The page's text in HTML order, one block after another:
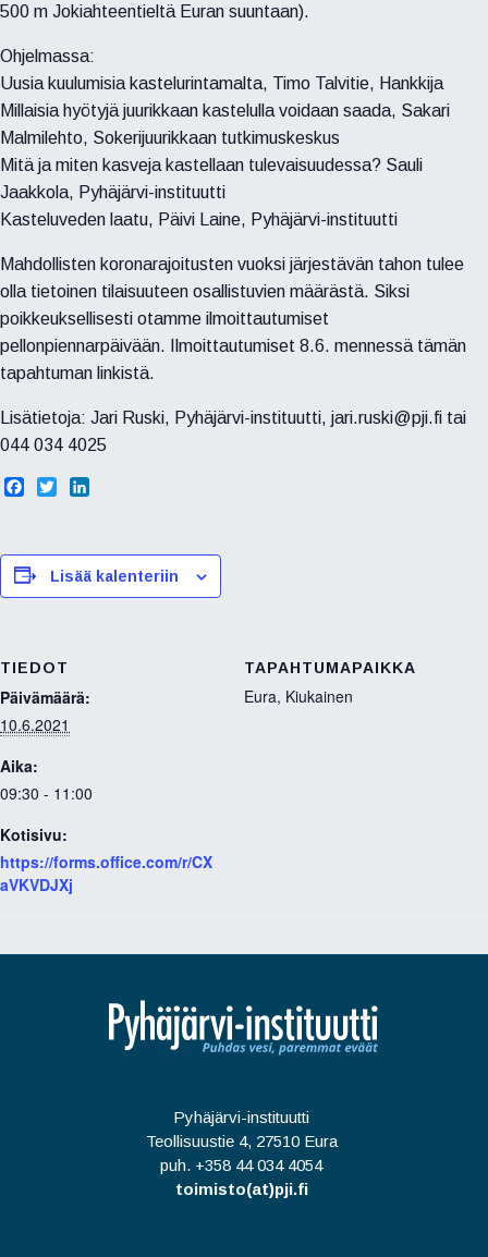
500 m Jokiahteentieltä Euran suuntaan).
Ohjelmassa:
Uusia kuulumisia kastelurintamalta, Timo Talvitie, Hankkija
Millaisia hyötyjä juurikkaan kastelulla voidaan saada, Sakari
Malmilehto, Sokerijuurikkaan tutkimuskeskus
Mitä ja miten kasveja kastellaan tulevaisuudessa? Sauli
Jaakkola, Pyhäjärvi-instituutti
Kasteluveden laatu, Päivi Laine, Pyhäjärvi-instituutti
Mahdollisten koronarajoitusten vuoksi järjestävän tahon tulee
olla tietoinen tilaisuuteen osallistuvien määrästä. Siksi
poikkeuksellisesti otamme ilmoittautumiset
pellonpiennarpäivään. Ilmoittautumiset 8.6. mennessä tämän
tapahtuman linkistä.
Lisätietoja: Jari Ruski, Pyhäjärvi-instituutti, jari.ruski@pji.fi tai
044 034 4025
b
o
o
e
r
d
I
Lisää kalenteriin
TIEDOT
Päivämäärä:
10.6.2021
Aika:
09:30 - 11:00
Kotisivu:
https://forms.office.com/r/CX
aVKVDJXj
TAPAHTUMAPAIKKA
Eura, Kiukainen
Pyhäjärvi-instituutti
Teollisuustie 4, 27510 Eura
puh. +358 44 034 4054
toimisto(at)pji.fi